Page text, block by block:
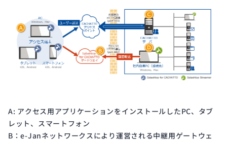
A: アクセス用アプリケーションをインストールしたPC、タブ
レット、スマートフォン
B：e-Janネットワークスにより運営される中継用ゲートウェ